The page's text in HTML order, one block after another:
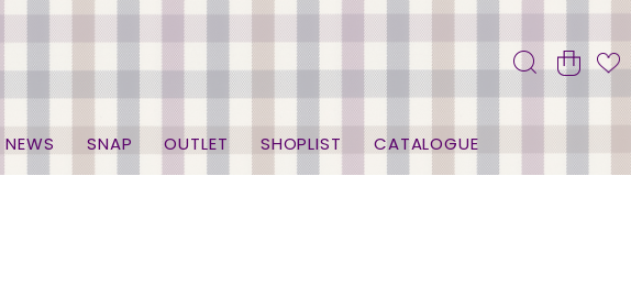
NEWS SNAP OUTLET SHOPLIST CATALOGUE